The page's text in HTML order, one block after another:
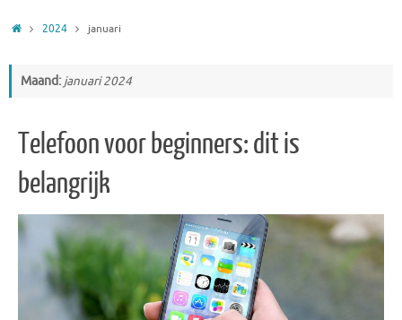
Home2024 januari
Maand: januari 2024
Telefoon voor beginners: dit is
belangrijk